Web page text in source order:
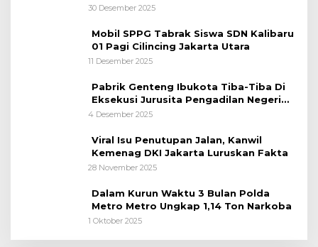
30 Desember 2025
Mobil SPPG Tabrak Siswa SDN Kalibaru
01 Pagi Cilincing Jakarta Utara
11 Desember 2025
Pabrik Genteng Ibukota Tiba-Tiba Di
Eksekusi Jurusita Pengadilan Negeri
Tangerang, Diduga Cacat Hukum Sejak
4 Desember 2025
Viral Isu Penutupan Jalan, Kanwil
Kemenag DKI Jakarta Luruskan Fakta
28 November 2025
Dalam Kurun Waktu 3 Bulan Polda
Metro Metro Ungkap 1,14 Ton Narkoba
1 Oktober 2025